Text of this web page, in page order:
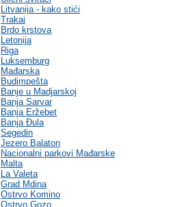
Litvanija - kako stići
Trakai
Brdo krstova
Letonija
Riga
Luksemburg
Mađarska
Budimpešta
Banje u Madjarskoj
Banja Sarvar
Banja Eržebet
Banja Ðula
Segedin
Jezero Balaton
Nacionalni parkovi Mađarske
Malta
La Valeta
Grad Mdina
Ostrvo Komino
Ostrvo Gozo